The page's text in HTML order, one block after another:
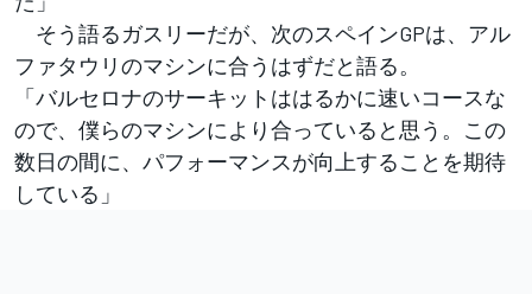
そう語るガスリーだが、次のスペインGPは、アル
ファタウリのマシンに合うはずだと語る。
「バルセロナのサーキットははるかに速いコースな
ので、僕らのマシンにより合っていると思う。この
数日の間に、パフォーマンスが向上することを期待
している」